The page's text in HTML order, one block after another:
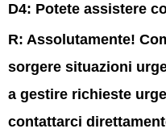
D4: Potete assistere
R: Assolutamente!
sorgere situazioni
a gestire richieste
contattarci